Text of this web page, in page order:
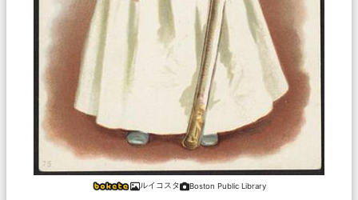
ルイコスタ Boston Public Library